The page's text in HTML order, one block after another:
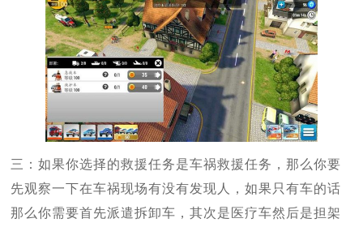
三：如果你选择的救援任务是车祸救援任务，那么你要
先观察一下在车祸现场有没有发现人，如果只有车的话
那么你需要首先派遣拆卸车，其次是医疗车然后是担架